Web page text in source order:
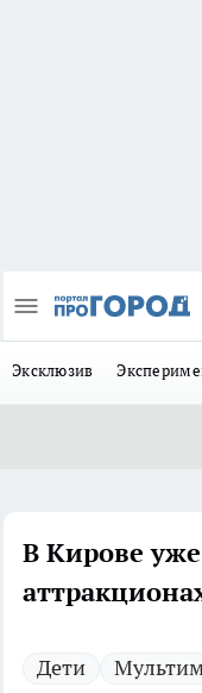
Эксклюзив
В Кирове
Дети